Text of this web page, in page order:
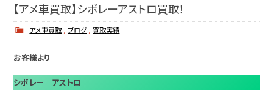
【アメ車買取】シボレーアストロ買取！
アメ車買取 ,ブログ, 買取実績
お客様より
シボレー アストロ